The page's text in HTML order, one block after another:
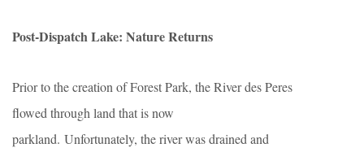
Post-Dispatch Lake: Nature Returns
Prior to the creation of Forest Park, the River des Peres
flowed through land that is now
parkland. Unfortunately, the river was drained and